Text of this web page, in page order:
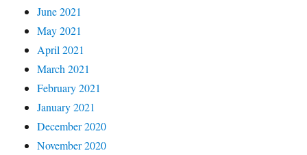
June 2021
May 2021
April 2021
March 2021
February 2021
January 2021
December 2020
November 2020